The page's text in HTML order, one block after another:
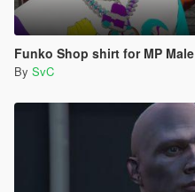
Funko Shop shirt for MP Male
By SvC